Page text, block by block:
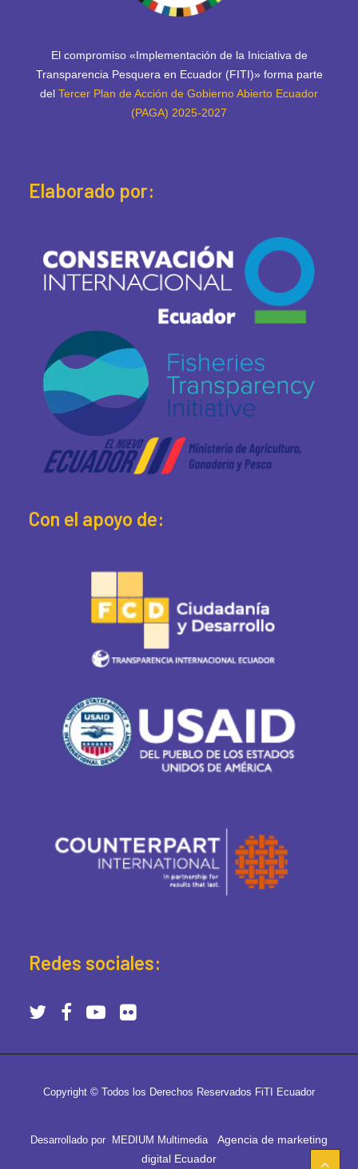
El compromiso «Implementación de la Iniciativa de
Transparencia Pesquera en Ecuador (FITI)» forma parte
del Tercer Plan de Acción de Gobierno Abierto Ecuador
(PAGA) 2025-2027
Elaborado por:
Con el apoyo de:
Redes sociales:
Copyright © Todos los Derechos Reservados FiTI Ecuador
Desarrollado por MEDIUM Multimedia
Agencia de marketing
digital Ecuador